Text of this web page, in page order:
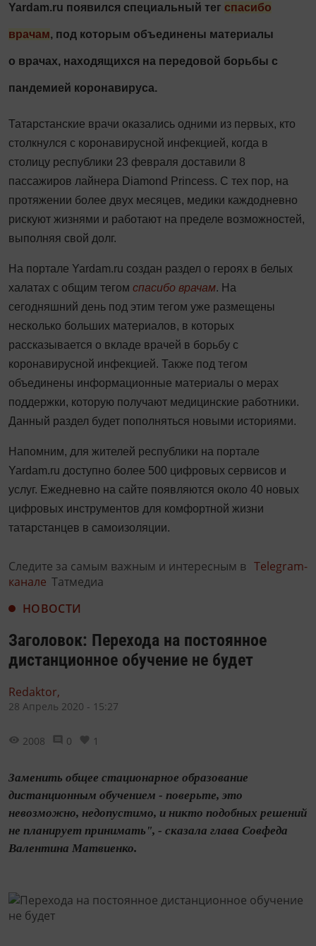
Yardam.ru появился специальный тег спасибо
врачам, под которым объединены материалы
о врачах, находящихся на передовой борьбы с
пандемией коронавируса.
Татарстанские врачи оказались одними из первых, кто
столкнулся с коронавирусной инфекцией, когда в
столицу республики 23 февраля доставили 8
пассажиров лайнера Diamond Princess. С тех пор, на
протяжении более двух месяцев, медики каждодневно
рискуют жизнями и работают на пределе возможностей,
выполняя свой долг.
На портале Yardam.ru создан раздел о героях в белых
халатах с общим тегом спасибо врачам. На
сегодняшний день под этим тегом уже размещены
несколько больших материалов, в которых
рассказывается о вкладе врачей в борьбу с
коронавирусной инфекцией. Также под тегом
объединены информационные материалы о мерах
поддержки, которую получают медицинские работники.
Данный раздел будет пополняться новыми историями.
Напомним, для жителей республики на портале
Yardam.ru доступно более 500 цифровых сервисов и
услуг. Ежедневно на сайте появляются около 40 новых
цифровых инструментов для комфортной жизни
татарстанцев в самоизоляции.
Следите за самым важным и интересным в Telegram-
канале Татмедиа
НОВОСТИ
Заголовок: Перехода на постоянное
дистанционное обучение не будет
Redaktor,
28 Апрель 2020 - 15:27
2008 0 1
Заменить общее стационарное образование
дистанционным обучением - поверьте, это
невозможно, недопустимо, и никто подобных решений
не планирует принимать", - сказала глава Совфеда
Валентина Матвиенко.